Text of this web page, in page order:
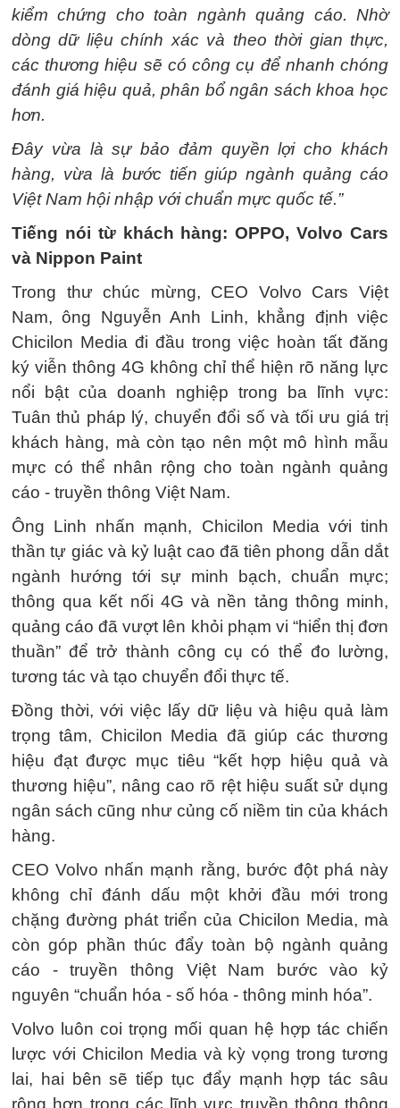
kiểm chứng cho toàn ngành quảng cáo. Nhờ
dòng dữ liệu chính xác và theo thời gian thực,
các thương hiệu sẽ có công cụ để nhanh chóng
đánh giá hiệu quả, phân bổ ngân sách khoa học
hơn.
Đây vừa là sự bảo đảm quyền lợi cho khách
hàng, vừa là bước tiến giúp ngành quảng cáo
Việt Nam hội nhập với chuẩn mực quốc tế.”
Tiếng nói từ khách hàng: OPPO, Volvo Cars
và Nippon Paint
Trong thư chúc mừng, CEO Volvo Cars Việt
Nam, ông Nguyễn Anh Linh, khẳng định việc
Chicilon Media đi đầu trong việc hoàn tất đăng
ký viễn thông 4G không chỉ thể hiện rõ năng lực
nổi bật của doanh nghiệp trong ba lĩnh vực:
Tuân thủ pháp lý, chuyển đổi số và tối ưu giá trị
khách hàng, mà còn tạo nên một mô hình mẫu
mực có thể nhân rộng cho toàn ngành quảng
cáo - truyền thông Việt Nam.
Ông Linh nhấn mạnh, Chicilon Media với tinh
thần tự giác và kỷ luật cao đã tiên phong dẫn dắt
ngành hướng tới sự minh bạch, chuẩn mực;
thông qua kết nối 4G và nền tảng thông minh,
quảng cáo đã vượt lên khỏi phạm vi “hiển thị đơn
thuần” để trở thành công cụ có thể đo lường,
tương tác và tạo chuyển đổi thực tế.
Đồng thời, với việc lấy dữ liệu và hiệu quả làm
trọng tâm, Chicilon Media đã giúp các thương
hiệu đạt được mục tiêu “kết hợp hiệu quả và
thương hiệu”, nâng cao rõ rệt hiệu suất sử dụng
ngân sách cũng như củng cố niềm tin của khách
hàng.
CEO Volvo nhấn mạnh rằng, bước đột phá này
không chỉ đánh dấu một khởi đầu mới trong
chặng đường phát triển của Chicilon Media, mà
còn góp phần thúc đẩy toàn bộ ngành quảng
cáo - truyền thông Việt Nam bước vào kỷ
nguyên “chuẩn hóa - số hóa - thông minh hóa”.
Volvo luôn coi trọng mối quan hệ hợp tác chiến
lược với Chicilon Media và kỳ vọng trong tương
lai, hai bên sẽ tiếp tục đẩy mạnh hợp tác sâu
rộng hơn trong các lĩnh vực truyền thông thông